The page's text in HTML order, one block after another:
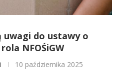
uwagi do ustawy o
NFOŚiGW
10 października 2025